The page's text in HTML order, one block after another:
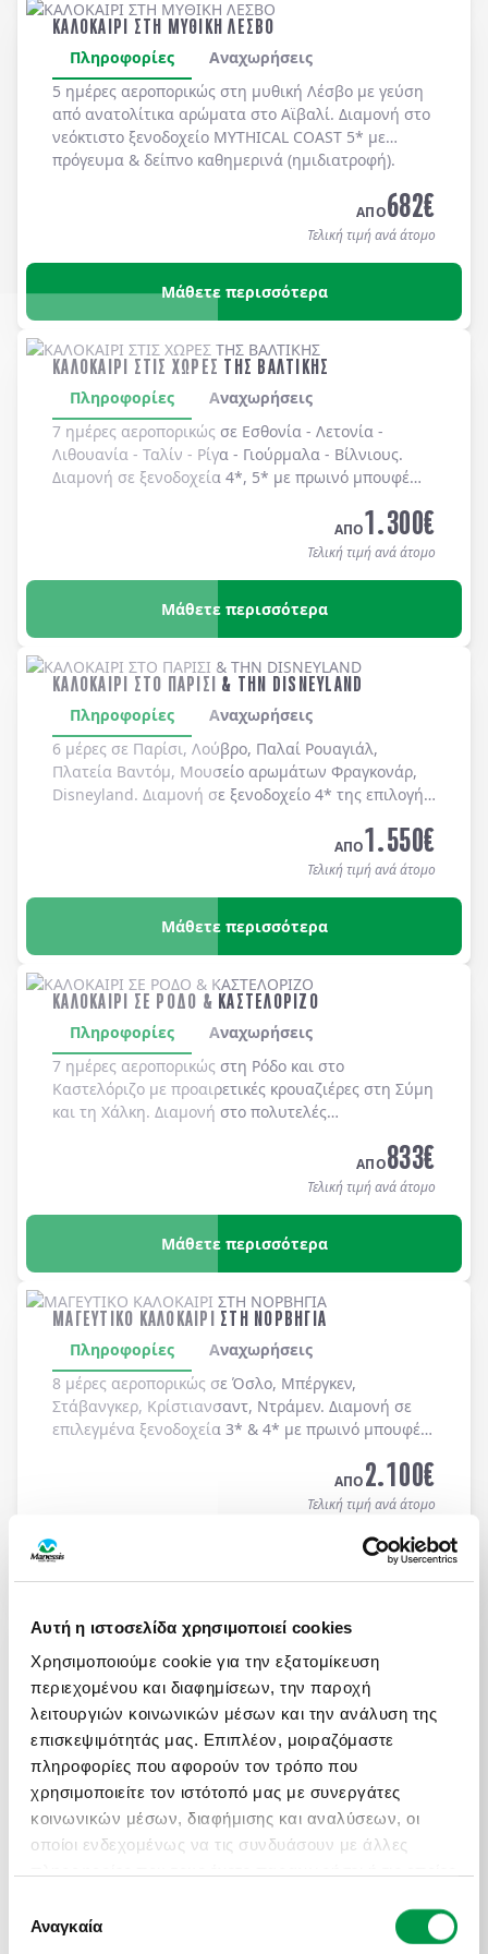
Αυτή η ιστοσελίδα χρησιμοποιεί cookies
Χρησιμοποιούμε cookie για την εξατομίκευση
περιεχομένου και διαφημίσεων, την παροχή
λειτουργιών κοινωνικών μέσων και την ανάλυση της
επισκεψιμότητάς μας. Επιπλέον, μοιραζόμαστε
πληροφορίες που αφορούν τον τρόπο που
χρησιμοποιείτε τον ιστότοπό μας με συνεργάτες
κοινωνικών μέσων, διαφήμισης και αναλύσεων, οι
οποίοι ενδεχομένως να τις συνδυάσουν με άλλες
χρήση των υπηρεσιών τους.
συγκατάθεσης
Αναγκαία
ΚΑΛΟΚΑΙΡΙ ΣΤΗ ΜΥΘΙΚΗ ΛΕΣΒΟ
Πληροφορίες
Αναχωρήσεις
5 ημέρες αεροπορικώς στη μυθική Λέσβο με γεύση
από ανατολίτικα αρώματα στο Αϊβαλί. Διαμονή στο
νεόκτιστο ξενοδοχείο MYTHICAL COAST 5* με
πρόγευμα & δείπνο καθημερινά (ημιδιατροφή).
ΑΠΟ682€
Τελική τιμή ανά άτομο
Μάθετε περισσότερα
ΚΑΛΟΚΑΙΡΙ ΣΤΙΣ ΧΩΡΕΣ ΤΗΣ ΒΑΛΤΙΚΗΣ
Πληροφορίες
Αναχωρήσεις
7 ημέρες αεροπορικώς σε Εσθονία - Λετονία -
Λιθουανία - Ταλίν - Ρίγα - Γιούρμαλα - Βίλνιους.
Διαμονή σε ξενοδοχεία 4*, 5* με πρωινό μπουφέ
ΑΠΟ1.300€
Τελική τιμή ανά άτομο
Μάθετε περισσότερα
ΚΑΛΟΚΑΙΡΙ ΣΤΟ ΠΑΡΙΣΙ & ΤΗΝ DISNEYLAND
Πληροφορίες
Αναχωρήσεις
6 μέρες σε Παρίσι, Λούβρο, Παλαί Ρουαγιάλ,
Πλατεία Βαντόμ, Μουσείο αρωμάτων Φραγκονάρ,
Disneyland. Διαμονή σε ξενοδοχείo 4* της επιλογής
ΑΠΟ1.550€
Τελική τιμή ανά άτομο
Μάθετε περισσότερα
ΚΑΛΟΚΑΙΡΙ ΣΕ ΡΟΔΟ & ΚΑΣΤΕΛΟΡΙΖΟ
Πληροφορίες
Αναχωρήσεις
7 ημέρες αεροπορικώς στη Ρόδο και στο
Καστελόριζο με προαιρετικές κρουαζιέρες στη Σύμη
και τη Χάλκη. Διαμονή στο πολυτελές
(ημιδιατροφή).
ΑΠΟ833€
Τελική τιμή ανά άτομο
Μάθετε περισσότερα
ΜΑΓΕΥΤΙΚΟ ΚΑΛΟΚΑΙΡΙ ΣΤΗ ΝΟΡΒΗΓΙΑ
Πληροφορίες
Αναχωρήσεις
8 μέρες αεροπορικώς σε Όσλο, Μπέργκεν,
Στάβανγκερ, Κρίστιανσαντ, Ντράμεν. Διαμονή σε
επιλεγμένα ξενοδοχεία 3* & 4* με πρωινό μπουφέ
ΑΠΟ2.100€
Τελική τιμή ανά άτομο
ΑΤΟΜΙΚΟ ΤΑΞΙΔΙ ΜΕ ΣΑΦΑΡΙ ΣΤΗΝ ΚΕΝΥΑ &
ΜΟΜΠΑΣΑ
Πληροφορίες
Αναχωρήσεις
13 ημέρες / 10 νύχτες αεροπορικώς σε Ναϊρόμπι -
Αμποσέλι - Ανατολικό Τσάβο - Μομπάσα - Wasini
Island. Αναχωρήσεις κάθε Τρίτη & Πέμπτη από
19/04 έως 10/12/2026 (επιστροφή). Οργανωμένα
Ατομικά Ταξίδια με ελάχιστη συμμετοχή 2 ατόμων.
ON REQUEST
ΑΠΟ3.450